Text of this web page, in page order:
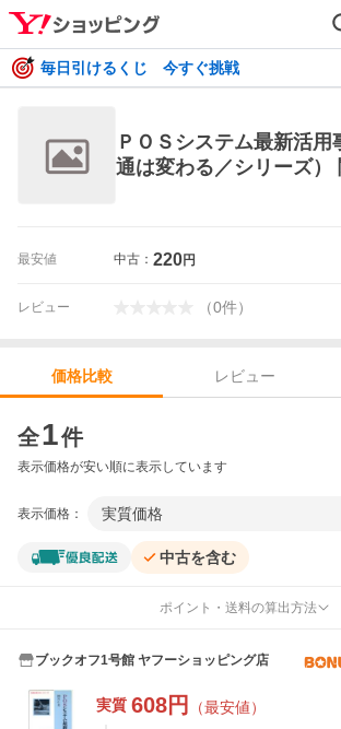
毎日引けるくじ 今すぐ挑戦
ＰＯＳシステム最新活用
通は変わる／シリーズ）
最安値 中古： 220円
レビュー （0件）
価格比較 レビュー
全1件
表示価格が安い順に表示しています
表示価格： 実質価格
中古を含む
ポイント・送料の算出方法
ブックオフ1号館 ヤフーショッピング店
実質 608円 （最安値）